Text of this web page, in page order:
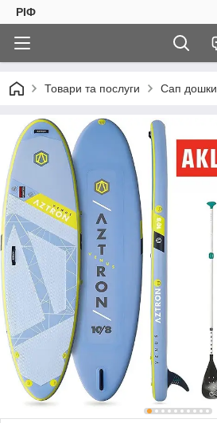
РІФ
Товари та послуги Сап дошки